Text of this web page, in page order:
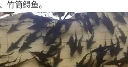
竹筒鲟鱼。